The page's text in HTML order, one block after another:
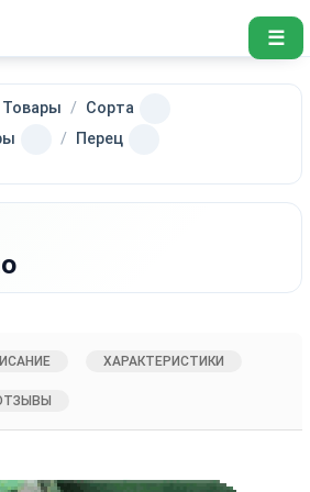
☰
Товары
Сорта
Перец
ХАРАКТЕРИСТИКИ